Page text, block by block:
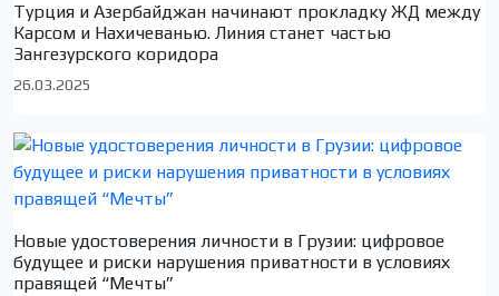
Турция и Азербайджан начинают прокладку ЖД между
Карсом и Нахичеванью. Линия станет частью
Зангезурского коридора
26.03.2025
Новые удостоверения личности в Грузии: цифровое
будущее и риски нарушения приватности в условиях
правящей “Мечты”